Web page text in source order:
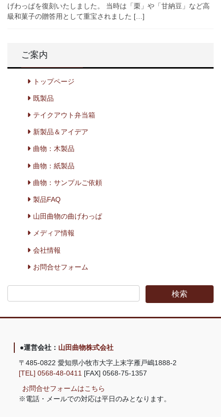
げわっぱを復刻いたしました。 当時は「栗」や「甘納豆」など高
級和菓子の贈答用として重宝されました […]
ご案内
トップページ
既製品
テイクアウト弁当箱
新製品＆アイデア
曲物：木製品
曲物：紙製品
曲物：サンプルご依頼
製品FAQ
山田曲物の曲げわっぱ
メディア情報
会社情報
お問合せフォーム
●運営会社： 山田曲物株式会社
〒485-0822 愛知県小牧市大字上末字雁戸嶋1888-2
[TEL] 0568-48-0411 [FAX] 0568-75-1357
お問合せフォームはこちら
※電話・メールでの対応は平日のみとなります。